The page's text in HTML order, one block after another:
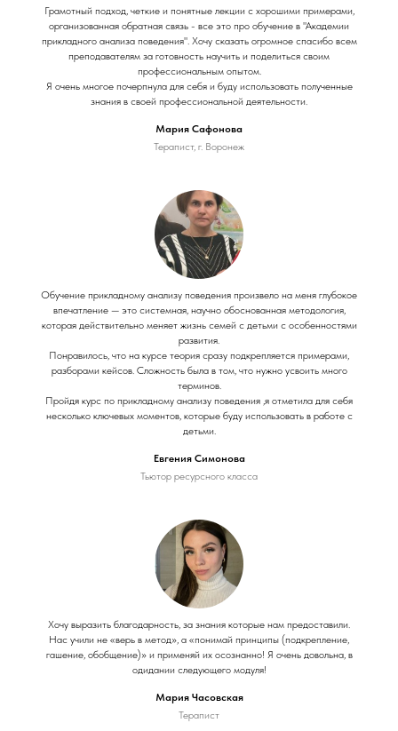
Грамотный подход, четкие и понятные лекции с хорошими примерами,
организованная обратная связь - все это про обучение в "Академии
прикладного анализа поведения". Хочу сказать огромное спасибо всем
преподавателям за готовность научить и поделиться своим
профессиональным опытом.
Я очень многое почерпнула для себя и буду использовать полученные
знания в своей профессиональной деятельности.
Мария Сафонова
Терапист, г. Воронеж
Обучение прикладному анализу поведения произвело на меня глубокое
впечатление — это системная, научно обоснованная методология,
которая действительно меняет жизнь семей с детьми с особенностями
развития.
Понравилось, что на курсе теория сразу подкрепляется примерами,
разборами кейсов. Сложность была в том, что нужно усвоить много
терминов.
Пройдя курс по прикладному анализу поведения ,я отметила для себя
несколько ключевых моментов, которые буду использовать в работе с
детьми.
Евгения Симонова
Тьютор ресурсного класса
Хочу выразить благодарность, за знания которые нам предоставили.
Нас учили не «верь в метод», а «понимай принципы (подкрепление,
гашение, обобщение)» и применяй их осознанно! Я очень довольна, в
одидании следующего модуля!
Мария Часовская
Терапист